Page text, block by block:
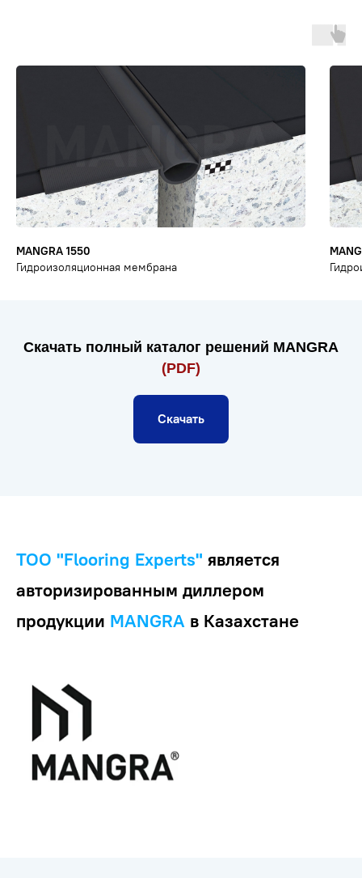
MANGRA 1550
Гидроизоляционная мембрана
Скачать полный каталог решений MANGRA
(PDF)
Скачать
ТОО "Flooring Experts" является
авторизированным диллером
продукции MANGRA в Казахстане